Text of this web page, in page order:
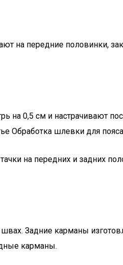
на передние половинки,
на 0,5 см и настрачивают
Обработка шлевки для
на передних и задних
Задние карманы
карманы.